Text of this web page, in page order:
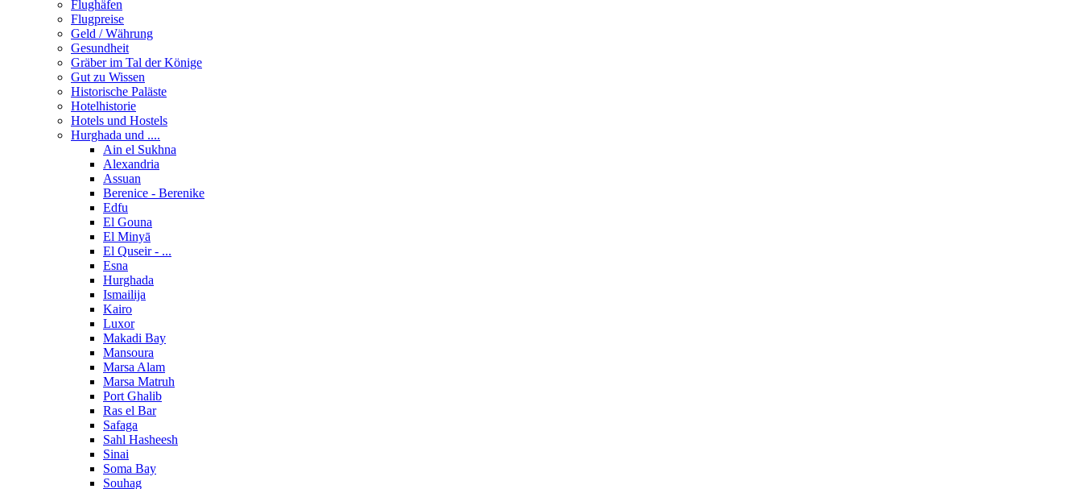
Flughäfen
Flugpreise
Geld / Währung
Gesundheit
Gräber im Tal der Könige
Gut zu Wissen
Historische Paläste
Hotelhistorie
Hotels und Hostels
Hurghada und ....
Ain el Sukhna
Alexandria
Assuan
Berenice - Berenike
Edfu
El Gouna
El Minyā
El Quseir - ...
Esna
Hurghada
Ismailija
Kairo
Luxor
Makadi Bay
Mansoura
Marsa Alam
Marsa Matruh
Port Ghalib
Ras el Bar
Safaga
Sahl Hasheesh
Sinai
Soma Bay
Souhag